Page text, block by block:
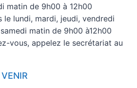
matin de 9h00 à 12h00
le lundi, mardi, jeudi, vendredi
matin de 9h00 à12h00
vous, appelez le secrétariat au